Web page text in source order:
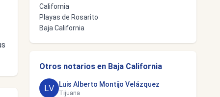
California
Playas de Rosarito
Baja California
Otros notarios en Baja California
Luis Alberto Montijo Velázquez
Tijuana